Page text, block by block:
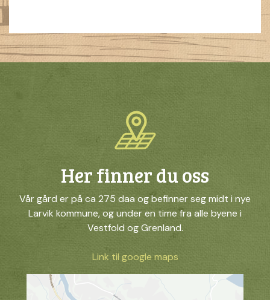
Her finner du oss
Vår gård er på ca 275 daa og befinner seg midt i nye
Larvik kommune, og under en time fra alle byene i
Vestfold og Grenland.
Link til google maps